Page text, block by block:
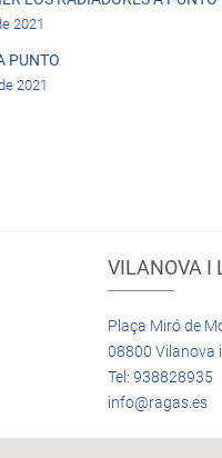
2021
PUNTO
2021
VILANOVA I
Plaça Miró de
08800 Vilanova
Tel: 938828935
info@ragas.es